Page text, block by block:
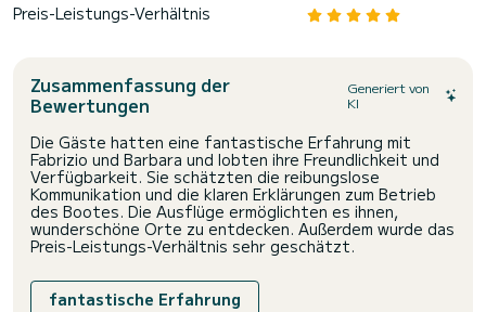
Preis-Leistungs-Verhältnis
Zusammenfassung der
Bewertungen
Generiert von
KI
Die Gäste hatten eine fantastische Erfahrung mit
Fabrizio und Barbara und lobten ihre Freundlichkeit und
Verfügbarkeit. Sie schätzten die reibungslose
Kommunikation und die klaren Erklärungen zum Betrieb
des Bootes. Die Ausflüge ermöglichten es ihnen,
wunderschöne Orte zu entdecken. Außerdem wurde das
Preis-Leistungs-Verhältnis sehr geschätzt.
fantastische Erfahrung